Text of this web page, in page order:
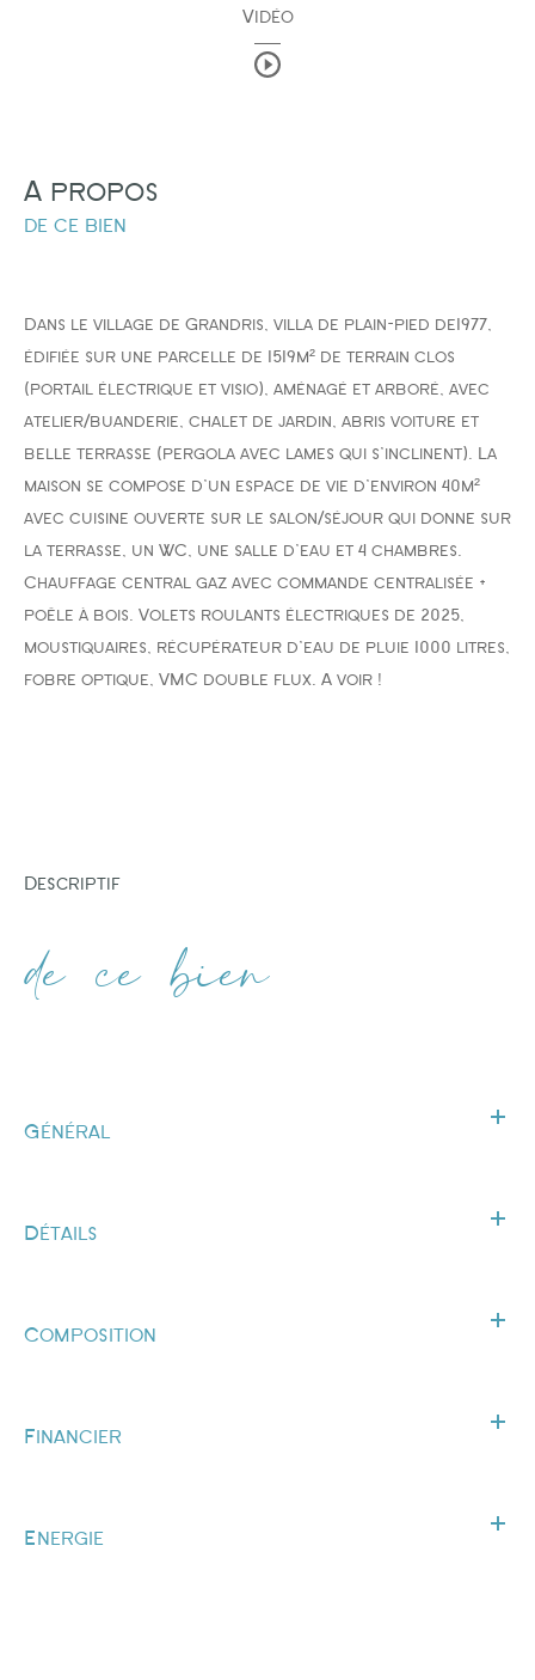
Vidéo
a propos
de ce bien
Dans le village de Grandris, villa de plain-pied de1977,
édifiée sur une parcelle de 1519m² de terrain clos
(portail électrique et visio), aménagé et arboré, avec
atelier/buanderie, chalet de jardin, abris voiture et
belle terrasse (pergola avec lames qui s'inclinent). La
maison se compose d'un espace de vie d'environ 40m²
avec cuisine ouverte sur le salon/séjour qui donne sur
la terrasse, un WC, une salle d'eau et 4 chambres.
Chauffage central gaz avec commande centralisée +
poêle à bois. Volets roulants électriques de 2025,
moustiquaires, récupérateur d'eau de pluie 1000 litres,
fobre optique, VMC double flux. A voir !
descriptif
de ce bien
Général
Détails
Composition
Financier
Energie
COUPS DE COEUR
RECHERCHER